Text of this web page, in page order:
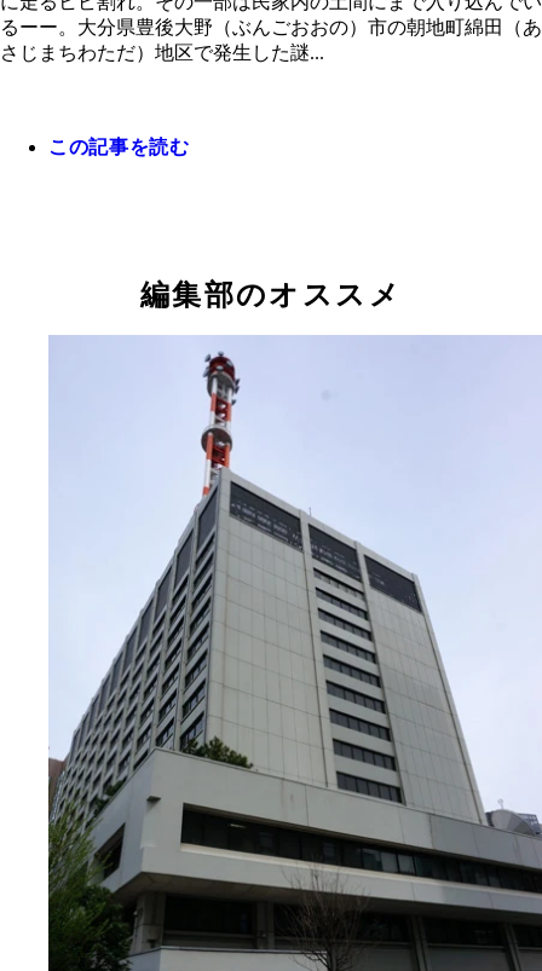
入っていた
るーー。大分県豊後大野（ぶんごおおの）市の朝地町綿田（あ
さじまちわただ）地区で発生した謎...
この記事を読む
編集部のオススメ